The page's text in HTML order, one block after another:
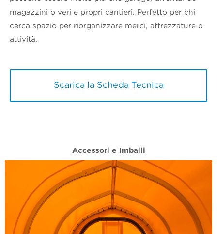
magazzini o veri e propri cantieri. Perfetto per chi
cerca spazio per riorganizzare merci, attrezzature o
attività.
Scarica la Scheda Tecnica
Accessori e Imballi